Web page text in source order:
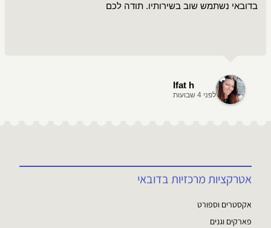
בדובאי נשתמש שוב בשירותיו. תודה לכם
Ifat h
לפני 4 שבועות
אטרקציות מרכזיות בדובאי
אקסטרים וספורט
פארקים וגנים